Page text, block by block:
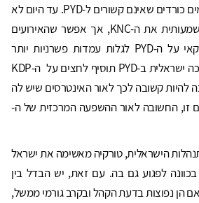
ה-KNC - ארגון גג של גורמים כורדים שאינם קשורים ל-PYD. עד היום לא
הצליחה ה-KDP לחזק משמעותית את ה-KNC, אך אפשר שהאירועים
האחרונים והלחץ האמריקאי על ה-PYD לגלות עמדות פשרניות יותר
יפתחו פתח לחיזוקו. תמיכה ישראלית ב-PYD תוסיף לחצים על ה-KDP
להיות קשובה לכך לאור האינטרסים שיש לה
זו, החשובה לאור ההשפעה המרכזית של ה-
הישראלית, טורקיה מאשימה את ישראל
בתמיכה ב-PYD וב-PKK בכוונה לפגוע גם בה. עם זאת, יש הבדל בין
אם הן נפוצות בדעת הקהל ובקרב גורמי ממשל,